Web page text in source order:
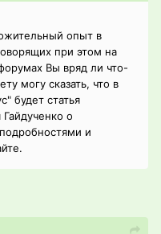
опыт в
при этом на
Вы вряд ли что-
могу сказать, что в
будет статья
о
и